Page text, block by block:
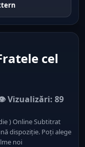
cel
Vizualizări: 89
) Online Subtitrat
dispoziție. Poți alege
noi